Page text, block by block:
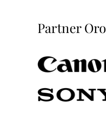
Partner Oro